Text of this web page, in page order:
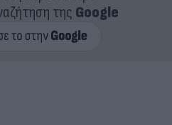
της Google